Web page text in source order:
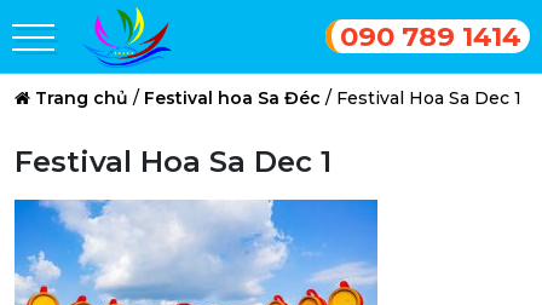
090 789 1414
Trang chủ / Festival hoa Sa Đéc / Festival Hoa Sa Dec 1
Festival Hoa Sa Dec 1